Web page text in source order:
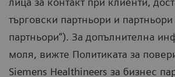
търговски партньори и партньори
партньори“). За допълнителна
моля, вижте Политиката за
Siemens Healthineers за бизнес